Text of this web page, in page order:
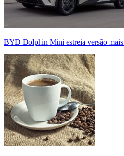
BYD Dolphin Mini estreia versão mais